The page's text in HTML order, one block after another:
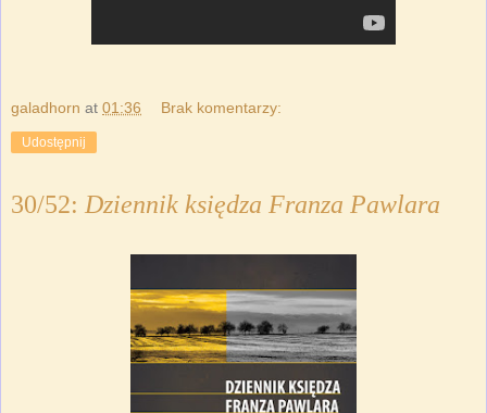
galadhorn at 01:36 Brak komentarzy:
Udostępnij
30/52: Dziennik księdza Franza Pawlara